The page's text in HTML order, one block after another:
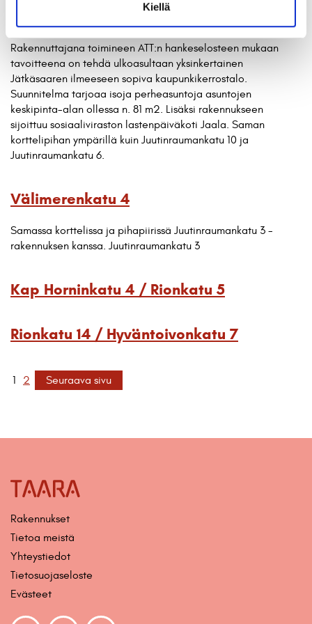
Kiellä
Rakennuttajana toimineen ATT:n hankeselosteen mukaan
tavoitteena on tehdä ulkoasultaan yksinkertainen
Jätkäsaaren ilmeeseen sopiva kaupunkikerrostalo.
Suunnitelma tarjoaa isoja perheasuntoja asuntojen
keskipinta-alan ollessa n. 81 m2. Lisäksi rakennukseen
sijoittuu sosiaaliviraston lastenpäiväkoti Jaala. Saman
korttelipihan ympärillä kuin Juutinraumankatu 10 ja
Juutinraumankatu 6.
Välimerenkatu 4
Samassa korttelissa ja pihapiirissä Juutinraumankatu 3 -
rakennuksen kanssa. Juutinraumankatu 3
Kap Horninkatu 4 / Rionkatu 5
Rionkatu 14 / Hyväntoivonkatu 7
1 2 Seuraava sivu
Rakennukset
Tietoa meistä
Yhteystiedot
Tietosuojaseloste
Evästeet